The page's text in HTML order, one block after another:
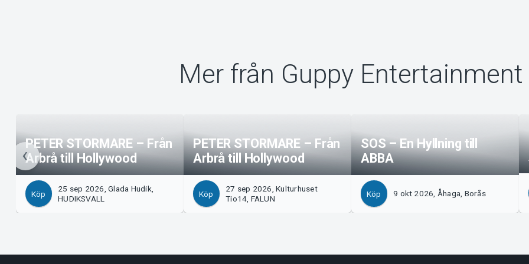
Mer från Guppy Entertainment
PETER STORMARE – Från
Arbrå till Hollywood
Köp
25 sep 2026, Glada Hudik,
HUDIKSVALL
PETER STORMARE – Från
Arbrå till Hollywood
Köp
27 sep 2026, Kulturhuset
Tio14, FALUN
SOS – En Hyllning till
ABBA
Köp 9 okt 2026, Åhaga, Borås